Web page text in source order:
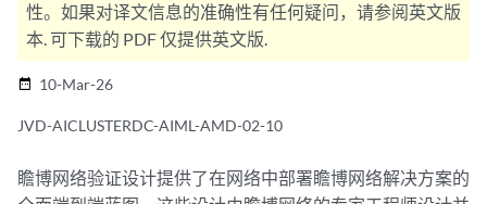
性。如果对译文信息的准确性有任何疑问，请参阅英文版
本. 可下载的 PDF 仅提供英文版.
date_range 10-Mar-26
JVD-AICLUSTERDC-AIML-AMD-02-10
瞻博网络验证设计提供了在网络中部署瞻博网络解决方案的